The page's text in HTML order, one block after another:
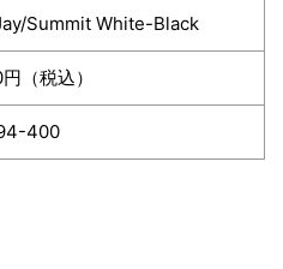
Summit White-Black
（税込）
400